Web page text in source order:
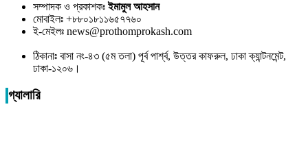
সম্পাদক ও প্রকাশকঃইমামুল আহসান
মোবাইলঃ +৮৮০১৮১১৬৫৭৭৬০
ই-মেইলঃ news@prothomprokash.com
ঠিকানাঃ বাসা নং-৪৩ (৫ম তলা) পূর্ব পার্শ্ব, উত্তর কাফরুল, ঢাকা ক্যান্টনমেন্ট,
ঢাকা-১২০৬।
গ্যালারি